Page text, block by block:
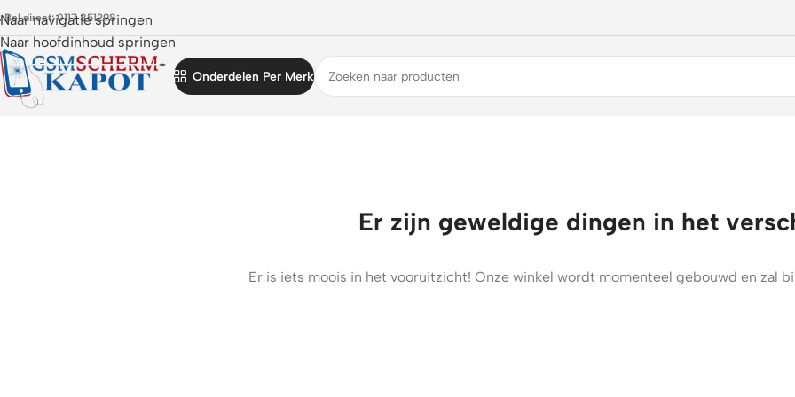
Naar navigatie springen
Naar hoofdinhoud springen
Bel direct: 0117 851298
Onderdelen Per Merk
Er zijn geweldige dingen in het
Er is iets moois in het vooruitzicht! Onze winkel wordt momenteel gebouwd en zal